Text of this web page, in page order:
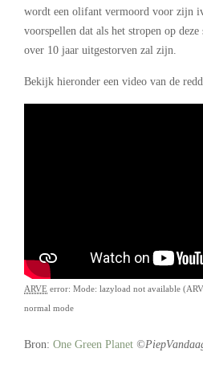
wordt een olifant vermoord voor zijn
voorspellen dat als het stropen op
over 10 jaar uitgestorven zal zijn.
Bekijk hieronder een video van de
ARVE error: Mode: lazyload not available
normal mode
Bron: One Green Planet